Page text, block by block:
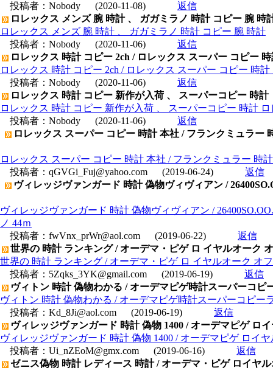
投稿者： Nobody (2020-11-08)
返信
ロレックス メンズ 腕 時計 、 ガガミラノ 時計 コピー 腕 時
ロレックス メンズ 腕 時計 、 ガガミラノ 時計 コピー 腕 時計
投稿者： Nobody (2020-11-06)
返信
ロレックス 時計 コピー 2ch / ロレックス スーパー コピー
ロレックス 時計 コピー 2ch / ロレックス スーパー コピー 時計
投稿者： Nobody (2020-11-06)
返信
ロレックス 時計 コピー 新作が入荷 、 スーパーコピー 時
ロレックス 時計 コピー 新作が入荷 、 スーパーコピー 時計
投稿者： Nobody (2020-11-06)
返信
ロレックス スーパー コピー 時計 本社 / フランクミュラー
ロレックス スーパー コピー 時計 本社 / フランクミュラー 時
投稿者： qGVGi_Fuj@yahoo.com (2019-06-24)
返信
ヴィレッジヴァンガード 時計 偽物ヴィヴィアン /
ヴィレッジヴァンガード 時計 偽物ヴィヴィアン /
ノ 44ｍ
投稿者： fwVnx_prWr@aol.com (2019-06-22)
返信
世界の 時計 ランキング / オーデマ・ピゲ ロ イヤルオーク
世界の 時計 ランキング / オーデマ・ピゲ ロ イヤルオーク オ
投稿者： 5Zqks_3YK@gmail.com (2019-06-19)
返信
ヴィトン 時計 偽物わかる / オーデマピゲ時計スーパーコピ
ヴィトン 時計 偽物わかる / オーデマピゲ時計スーパーコピー
投稿者： Kd_8Ji@aol.com (2019-06-19)
返信
ヴィレッジヴァンガード 時計 偽物 1400 / オーデマピゲ ロ
ヴィレッジヴァンガード 時計 偽物 1400 / オーデマピゲ ロイ
投稿者： Ui_nZEoM@gmx.com (2019-06-16)
返信
ゼニス偽物 時計 レディース 時計 / オーデマ・ピゲ ロイヤ